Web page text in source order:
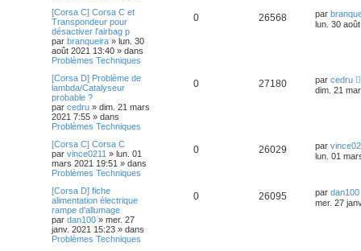
[Corsa C] Corsa C et
Transpondeur pour
désactiver l'airbag p
par branqueira » lun. 30
août 2021 13:40 » dans
Problèmes Techniques
0 26568 par
lun. 30
[Corsa D] Problème de
lambda/Catalyseur
probable ?
par cedru » dim. 21 mars
2021 7:55 » dans
Problèmes Techniques
0 27180 par cedru
dim. 21
[Corsa C] Corsa C
par vince0211 » lun. 01
mars 2021 19:51 » dans
Problèmes Techniques
0 26029 par
lun. 01
[Corsa D] fiche
alimentation électrique
rampe d'allumage
par dan100 » mer. 27
janv. 2021 15:23 » dans
Problèmes Techniques
0 26095 par dan100
mer. 27